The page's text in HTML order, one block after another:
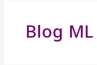
Blog ML